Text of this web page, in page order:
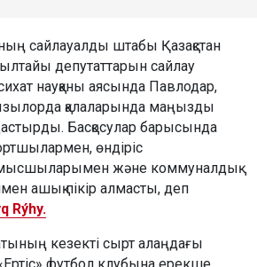
сайлауалды штабы Қазақстан
депутаттарын сайлау
науқаны аясында Павлодар,
қалаларында маңызды
Басқосулар барысында
өндіріс
және коммуналдық
ашық пікір алмасты, деп
Rýhy.
кезекті сырт алаңдағы